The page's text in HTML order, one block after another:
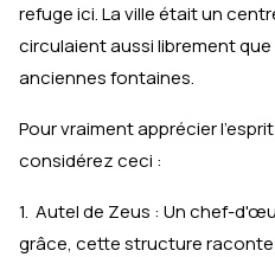
refuge ici. La ville était un
circulaient aussi librement
anciennes fontaines.
Pour vraiment apprécier l'esprit
considérez ceci :
1. Autel de Zeus : Un chef-
grâce, cette structure